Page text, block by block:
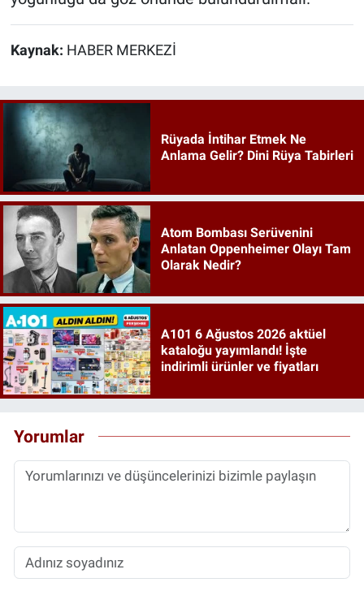
Kaynak: HABER MERKEZİ
Rüyada İntihar Etmek Ne
Anlama Gelir? Dini Rüya Tabirleri
Atom Bombası Serüvenini
Anlatan Oppenheimer Olayı Tam
Olarak Nedir?
A101 6 Ağustos 2026 aktüel
kataloğu yayımlandı! İşte
indirimli ürünler ve fiyatları
Yorumlar